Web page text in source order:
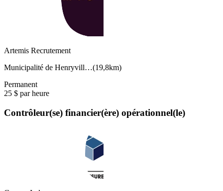
Artemis Recrutement
Municipalité de Henryvill…(19,8km)
Permanent
25 $ par heure
Contrôleur(se) financier(ère) opérationnel(le)